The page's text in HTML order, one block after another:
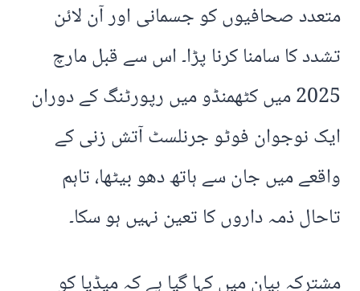
متعدد صحافیوں کو جسمانی اور آن لائن
تشدد کا سامنا کرنا پڑا۔ اس سے قبل مارچ
2025 میں کٹھمنڈو میں رپورٹنگ کے دوران
ایک نوجوان فوٹو جرنلسٹ آتش زنی کے
واقعے میں جان سے ہاتھ دھو بیٹھا، تاہم
تاحال ذمہ داروں کا تعین نہیں ہو سکا۔